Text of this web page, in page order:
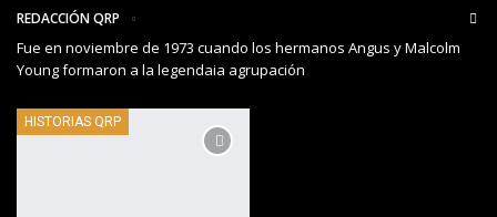
REDACCIÓN QRP
Fue en noviembre de 1973 cuando los hermanos Angus y Malcolm
Young formaron a la legendaia agrupación
HISTORIAS QRP